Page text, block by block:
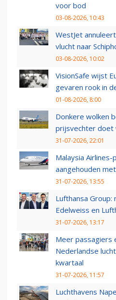
voor bod
03-08-2026, 10:43
WestJet
vlucht naar
03-08-2026, 10:02
VisionSafe wijst
gevaren rook in
01-08-2026, 8:00
Donkere wolken
prijsvechter
31-07-2026, 22:01
Malaysia
aangehouden
31-07-2026, 13:55
Lufthansa Group:
Edelweiss en
31-07-2026, 13:17
Meer passagiers
Nederlandse
kwartaal
31-07-2026, 11:57
Luchthavens